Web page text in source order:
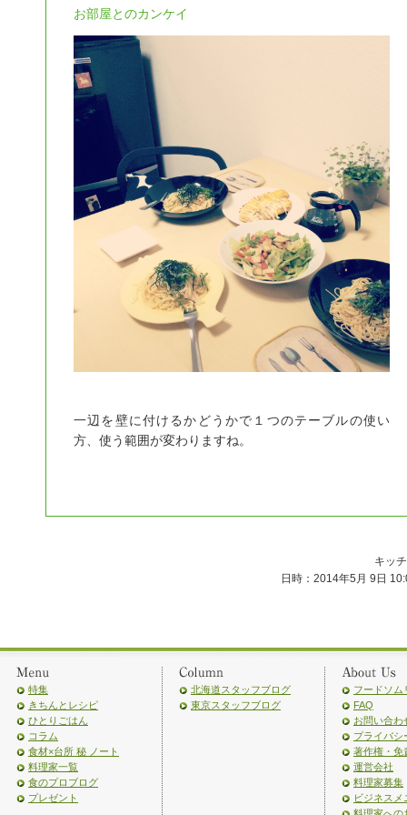
お部屋とのカンケイ
一辺を壁に付けるかどうかで１つのテーブルの使い
方、使う範囲が変わりますね。
キッ
日時：2014年5月 9日
特集
きちんとレシピ
ひとりごはん
コラム
食材×台所 秘 ノート
料理家一覧
食のプロブログ
プレゼント
北海道スタッフブログ
東京スタッフブログ
フードソム
FAQ
お問い合わ
プライバシ
著作権・免
運営会社
料理家募集
ビジネスメ